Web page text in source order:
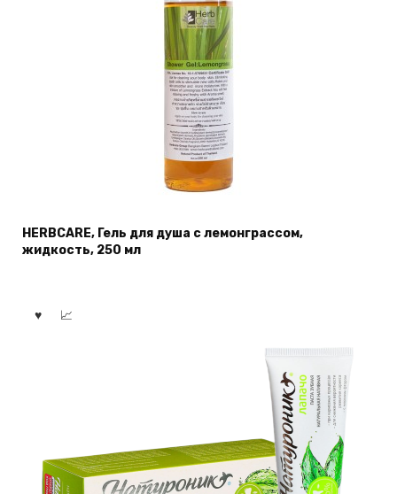
HERBCARE, Гель для душа с лемонграссом,
жидкость, 250 мл